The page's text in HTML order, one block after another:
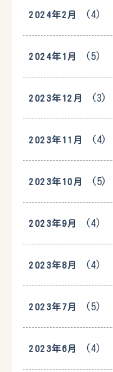
2024年2月 (4)
2024年1月 (5)
2023年12月 (3)
2023年11月 (4)
2023年10月 (5)
2023年9月 (4)
2023年8月 (4)
2023年7月 (5)
2023年6月 (4)